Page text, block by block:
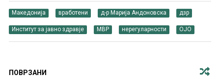
Македонија вработени д-р Марија Андоновска дзр
Институт за јавно здравје МВР нерегуларности ОЈО
ПОВРЗАНИ